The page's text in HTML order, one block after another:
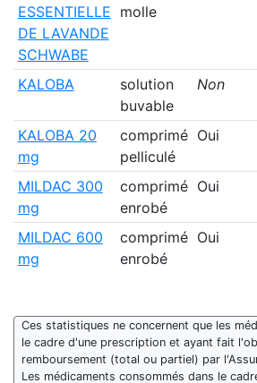
ESSENTIELLE
DE LAVANDE
SCHWABE
molle
KALOBA
solution
buvable
Non
KALOBA 20
mg
comprimé
pelliculé
Oui
MILDAC 300
mg
comprimé
enrobé
Oui
MILDAC 600
mg
comprimé
enrobé
Oui
Ces statistiques ne concernent que les
le cadre d'une prescription et ayant fait
remboursement (total ou partiel) par
Les médicaments consommés dans le